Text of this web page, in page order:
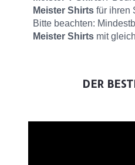
Meister Shirts für ihren
Bitte beachten:
Meister Shirts mit
DER